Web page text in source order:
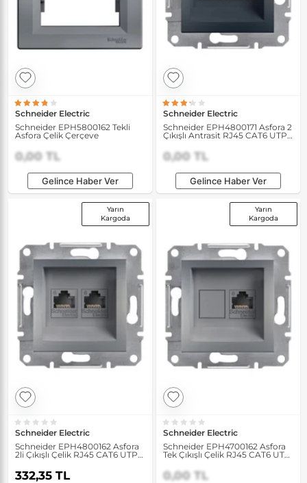
Schneider Electric
Schneider EPH5800162 Tekli
Asfora Çelik Çerçeve
0,00 TL
Gelince Haber Ver
Schneider Electric
Schneider EPH4800171 Asfora 2
Çıkışlı Antrasit RJ45 CAT6 UTP
0,00 TL
Gelince Haber Ver
Yarın
Kargoda
Schneider Electric
Schneider EPH4800162 Asfora
2li Çıkışlı Çelik RJ45 CAT6 UTP
Data Prizi
332,35 TL
Yarın
Kargoda
Schneider Electric
Schneider EPH4700162 Asfora
Tek Çıkışlı Çelik RJ45 CAT6 UTP
Telefon Prizi
0,00 TL